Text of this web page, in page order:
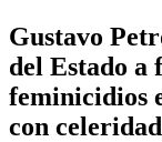
Gustavo
del Estado a
feminicidios
con